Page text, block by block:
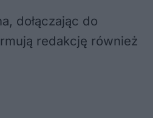
dołączając do
redakcję również